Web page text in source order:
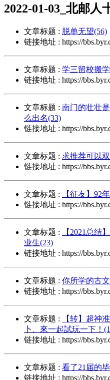
2022-01-03_北邮人
文章标题 : 脱单无望(56)
链接地址 : https://
文章标题 : 学三留校搬
链接地址 : https://
文章标题 : 南门的壮壮
么出名(33)
链接地址 : https://
文章标题 : 求推荐可以
链接地址 : https://
文章标题 :
【征友】92
链接地址 : https://
文章标题 :
【2021总结
业生(23)
链接地址 : https://
文章标题 : 你所学的古
链接地址 : https://
文章标题 :
【转】超神
卜、來一起試玩一下！
链接地址 : https://
文章标题 : 看了21届的
链接地址 : https://